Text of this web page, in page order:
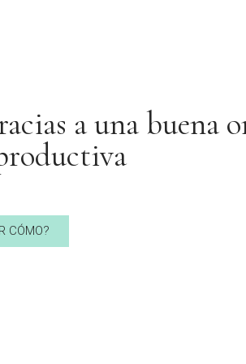
a una buena
CÓMO?